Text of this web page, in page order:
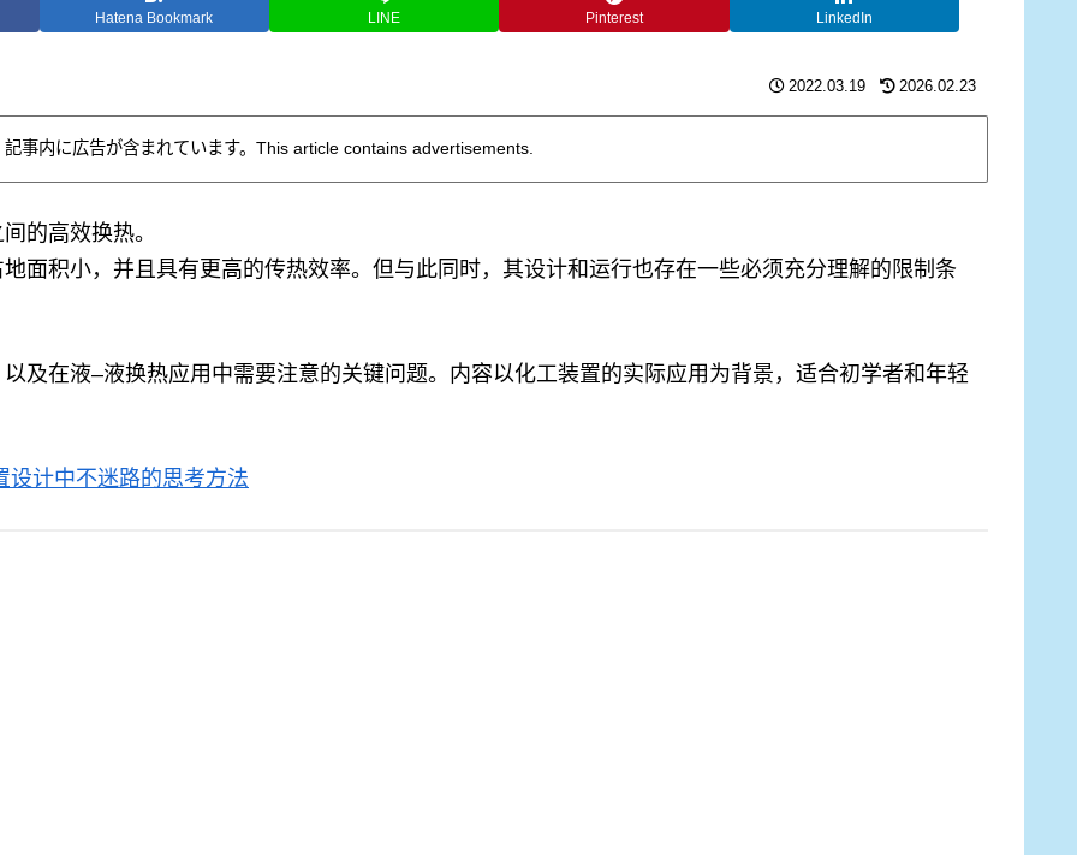
Hatena Bookmark LINE Pinterest LinkedIn
2022.03.19 2026.02.23
記事内に広告が含まれています。This article contains advertisements.
的高效换热。
面积小，并且具有更高的传热效率。但与此同时，其设计和运行也存在一些必须充分理解的限制条
及在液–液换热应用中需要注意的关键问题。内容以化工装置的实际应用为背景，适合初学者和年轻
计中不迷路的思考方法